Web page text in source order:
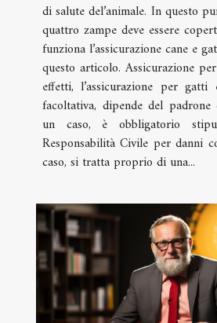
di salute del’animale. In questo
quattro zampe deve essere
funziona l’assicurazione cane e
questo articolo. Assicurazione
effetti, l’assicurazione per
facoltativa, dipende del padrone
un caso, è obbligatorio
Responsabilità Civile per danni
caso, si tratta proprio di una...